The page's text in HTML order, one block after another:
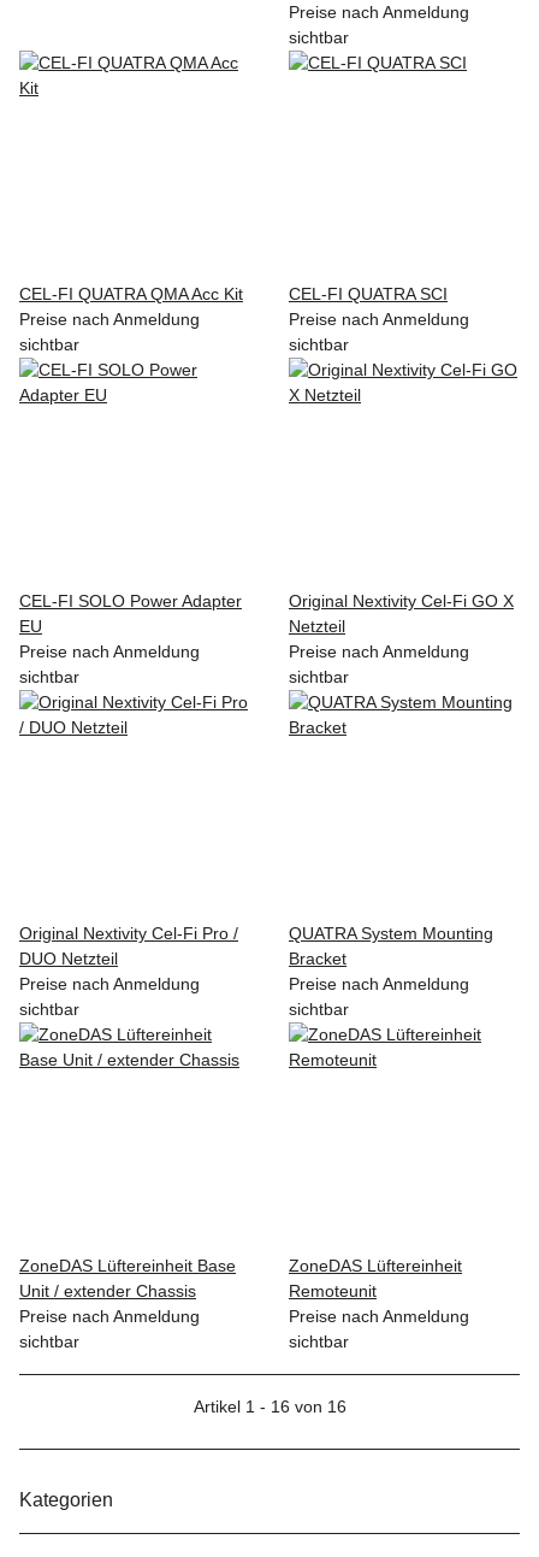
Preise nach Anmeldung
sichtbar
CEL-FI QUATRA QMA Acc Kit
Preise nach Anmeldung
sichtbar
CEL-FI QUATRA SCI
Preise nach Anmeldung
sichtbar
CEL-FI SOLO Power Adapter
EU
Preise nach Anmeldung
sichtbar
Original Nextivity Cel-Fi GO X
Netzteil
Preise nach Anmeldung
sichtbar
Original Nextivity Cel-Fi Pro /
DUO Netzteil
Preise nach Anmeldung
sichtbar
QUATRA System Mounting
Bracket
Preise nach Anmeldung
sichtbar
ZoneDAS Lüftereinheit Base
Unit / extender Chassis
Preise nach Anmeldung
sichtbar
ZoneDAS Lüftereinheit
Remoteunit
Preise nach Anmeldung
sichtbar
Artikel 1 - 16 von 16
Kategorien